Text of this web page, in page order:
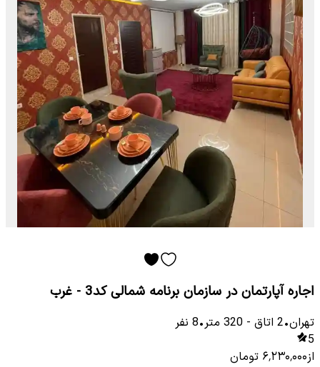
اجاره آپارتمان در سازمان برنامه شمالی کد3 - غرب
تهران•
2 اتاق -
320 متر•
8 نفر
5
از۶٬۲۳۰٬۰۰۰ تومان